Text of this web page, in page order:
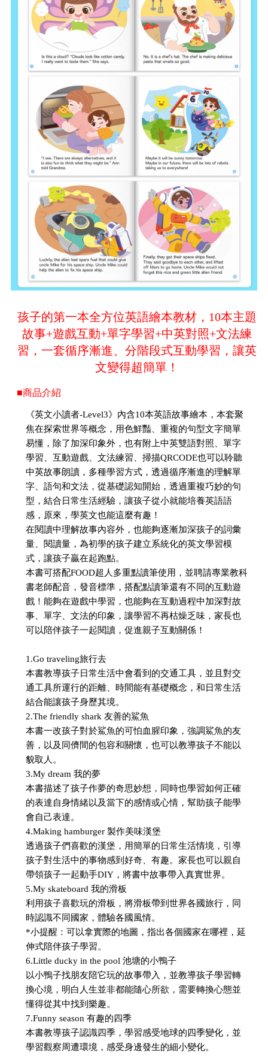
孩子的第一本全方位英語繪本教材，10本主題
故事+遊戲互動+單字學習+中英對照+文法練
習，一套循序漸進、分階段式互動學習，讓英
文變得超簡單！
■商品介紹
《英文小讀者-Level3》內含10本英語故事繪本，本套聚
焦在探索世界等概念，用色鮮豔、重複的句型文字簡單
易懂，除了加深印象外，也有附上中英雙語對照、單字
學習、互動遊戲、文法練習、掃描QRCODE也可以聆聽
中英故事朗讀，多種學習方式，透過循序漸進的理解單
字、語句和文法，從基礎認知開始，透過重複巧妙的句
型，結合日常生活經驗，讓孩子從小就能培養英語語
感，原來，學英文也能這麼有趣！
在閱讀中理解故事內容外，也能夠逐漸加深孩子的詞彙
量、閱讀量，為初學的孩子建立系統化的英文學習模
式，讓孩子贏在起跑點。
本書可搭配FOOD超人多重點讀筆使用，並聘請專業教科
書老師配音，發音標準，搭配點讀筆還有不同的互動遊
戲！能夠在遊戲中學習，也能夠在互動過程中加深對故
事、單字、文法的印象，讓學習不再枯燥乏味，家長也
可以陪伴孩子一起閱讀，促進親子互動關係！
1.Go traveling旅行去
本書教導孩子日常生活中會看到的交通工具，並且對交
通工具所運行的距離、時間能有基礎概念，和日常生活
結合能讓孩子身歷其境。
2.The friendly shark 友善的鯊魚
本書一改孩子對於鯊魚的可怕血腥印象，強調鯊魚的友
善，以及同儕間的包容和關懷，也可以教導孩子不能以
貌取人。
3.My dream 我的夢
本書描述了孩子作夢的奇思妙想，同時也學習如何正確
的表達自身情緒以及當下的感情或心情，幫助孩子能學
會自己表達。
4.Making hamburger 製作美味漢堡
透過孩子們喜歡的漢堡，用簡單的日常生活情境，引導
孩子對生活中的事物感到好奇、有趣。家長也可以親自
帶領孩子一起動手DIY，將書中故事帶入真實世界。
5.My skateboard 我的滑板
利用孩子喜歡玩的滑板，將滑板帶到世界各國旅行，同
時認識不同國家，體驗各國風情。
*小提醒：可以拿實際的地圖，指出各個國家在哪裡，延
伸式陪伴孩子學習。
6.Little ducky in the pool 池塘的小鴨子
以小鴨子找朋友陪它玩的故事帶入，並教導孩子學習轉
換心境，明白人生並非都能隨心所欲，需要轉換心態並
懂得從其中找到樂趣。
7.Funny season 有趣的四季
本書教導孩子認識四季，學習感受地球的四季變化，並
學習觀察周遭環境，感受身邊發生的細小變化。